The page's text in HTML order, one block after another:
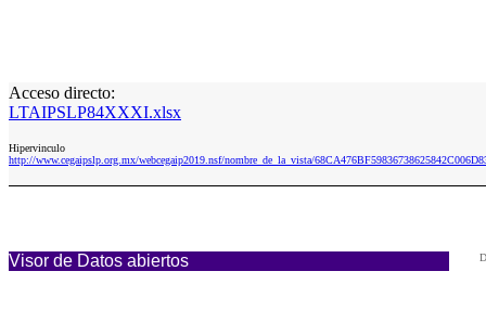
Acceso directo:
LTAIPSLP84XXXI.xlsx
Hipervinculo
http://www.cegaipslp.org.mx/webcegaip2019.nsf/nombre_de_la_vista/
Visor de Datos abiertos